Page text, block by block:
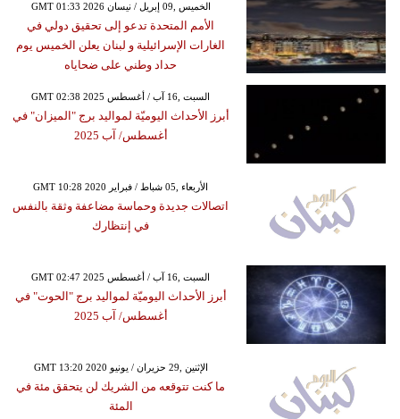
GMT 01:33 2026 الخميس ,09 إبريل / نيسان
الأمم المتحدة تدعو إلى تحقيق دولي في
الغارات الإسرائيلية و لبنان يعلن الخميس يوم
حداد وطني على ضحاياه
GMT 02:38 2025 السبت ,16 آب / أغسطس
أبرز الأحداث اليوميّة لمواليد برج "الميزان" في
أغسطس/ آب 2025
GMT 10:28 2020 الأربعاء ,05 شباط / فبراير
اتصالات جديدة وحماسة مضاعفة وثقة بالنفس
في إنتظارك
GMT 02:47 2025 السبت ,16 آب / أغسطس
أبرز الأحداث اليوميّة لمواليد برج "الحوت" في
أغسطس/ آب 2025
GMT 13:20 2020 الإثنين ,29 حزيران / يونيو
ما كنت تتوقعه من الشريك لن يتحقق مئة في
المئة